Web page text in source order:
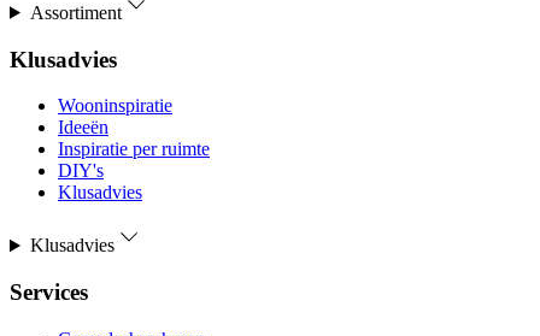
Assortiment
Klusadvies
Wooninspiratie
Ideeën
Inspiratie per ruimte
DIY's
Klusadvies
Klusadvies
Services